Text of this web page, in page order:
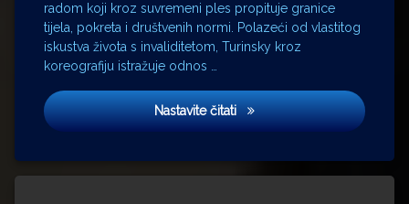
radom koji kroz suvremeni ples propituje granice
tijela, pokreta i društvenih normi. Polazeći od vlastitog
iskustva života s invaliditetom, Turinsky kroz
koreografiju istražuje odnos …
Nastavite čitatiPles koji mijenja pogled na